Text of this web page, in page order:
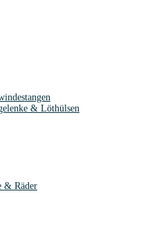
& Löthülsen
& Räder